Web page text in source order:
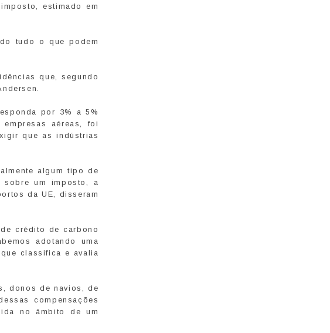
estimado em
tudo o que podem
que, segundo
por 3% a 5%
aéreas, foi
que as indústrias
algum tipo de
sobre um imposto, a
da UE, disseram
crédito de carbono
adotando uma
classifica e avalia
donos de navios, de
compensações
no âmbito de um